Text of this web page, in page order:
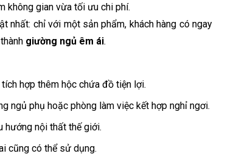
không gian vừa tối ưu chi phí.
nhất: chỉ với một sản phẩm, khách hàng có ngay
giường ngủ êm ái.
hợp thêm hộc chứa đồ tiện lợi.
ngủ phụ hoặc phòng làm việc kết hợp nghỉ ngơi.
hướng nội thất thế giới.
cũng có thể sử dụng.